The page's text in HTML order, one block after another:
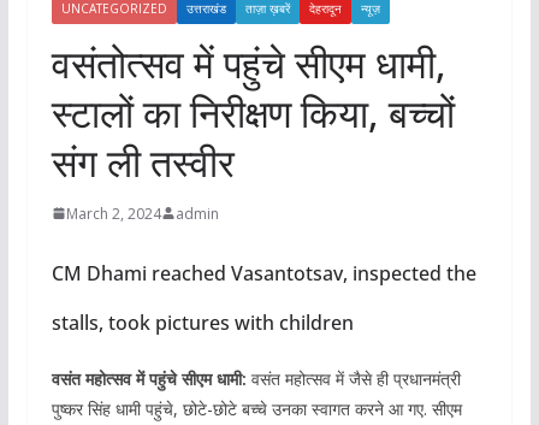
UNCATEGORIZED उत्तराखंड ताज़ा ख़बरें देहरादून न्यूज़
वसंतोत्सव में पहुंचे सीएम धामी,
स्टालों का निरीक्षण किया, बच्चों
संग ली तस्वीर
March 2, 2024 admin
CM Dhami reached Vasantotsav, inspected the
stalls, took pictures with children
वसंत महोत्सव में पहुंचे सीएम धामी: वसंत महोत्सव में जैसे ही प्रधानमंत्री
पुष्कर सिंह धामी पहुंचे, छोटे-छोटे बच्चे उनका स्वागत करने आ गए. सीएम